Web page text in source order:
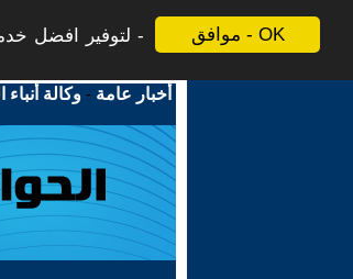
موافق - OK
لتوفير افضل
أخبار عامة -وكالة أنباء